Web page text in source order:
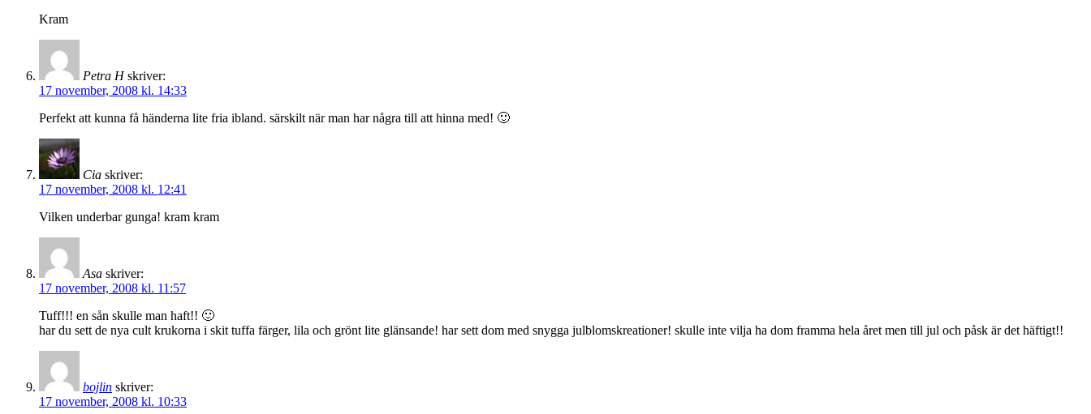
Kram
Petra H skriver:
17 november, 2008 kl. 14:33
Perfekt att kunna få händerna lite fria ibland. särskilt när man har några till att hinna med! 🙂
Cia skriver:
17 november, 2008 kl. 12:41
Vilken underbar gunga! kram kram
Asa skriver:
17 november, 2008 kl. 11:57
Tuff!!! en sån skulle man haft!! 🙂
har du sett de nya cult krukorna i skit tuffa färger, lila och grönt lite glänsande! har sett dom med snygga julblomskreationer! skulle inte vilja ha dom framma hela året men till jul och påsk är det häftigt!!
bojlin skriver:
17 november, 2008 kl. 10:33